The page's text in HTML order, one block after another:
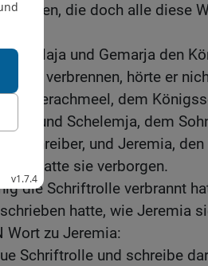
Großen, die doch alle diese
Delaja und Gemarja den
verbrennen, hörte er
Jerachmeel, dem
und Schelemja, dem
Schreiber, und Jeremia,
hatte sie verborgen.
die Schriftrolle verbrannt
hatte, wie Jeremia
Wort zu Jeremia:
Schriftrolle und schreibe